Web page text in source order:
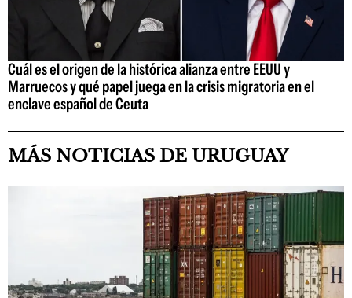
Cuál es el origen de la histórica alianza entre EEUU y
Marruecos y qué papel juega en la crisis migratoria en el
enclave español de Ceuta
MÁS NOTICIAS DE URUGUAY